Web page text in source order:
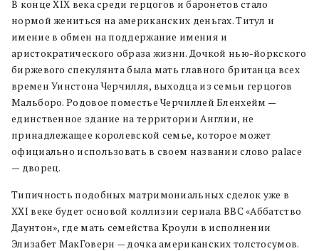
В конце XIX века среди герцогов и баронетов стало
нормой жениться на американских деньгах. Титул и
имение в обмен на поддержание имения и
аристократического образа жизни. Дочкой нью-йоркского
биржевого спекулянта была мать главного британца всех
времен Уинстона Черчилля, выходца из семьи герцогов
Мальборо. Родовое поместье Черчиллей Бленхейм —
единственное здание на территории Англии, не
принадлежащее королевской семье, которое может
официально использовать в своем названии слово palace
— дворец.
Типичность подобных матримониальных сделок уже в
XXI веке будет основой коллизии сериала BBC «Аббатство
Даунтон», где мать семейства Кроули в исполнении
Элизабет МакГоверн — дочка американских толстосумов.